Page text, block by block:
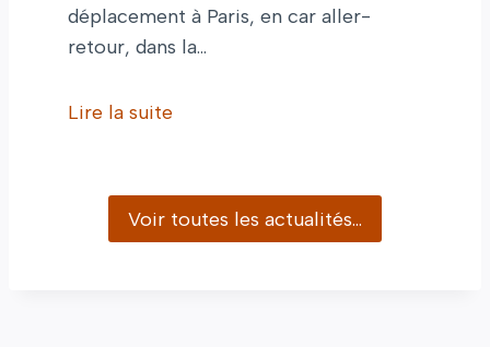
déplacement à Paris, en car aller-
retour, dans la…
Lire la suite
Voir toutes les actualités…